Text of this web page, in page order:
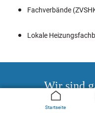
Fachverbände
Lokale
Wir sind
Startseite